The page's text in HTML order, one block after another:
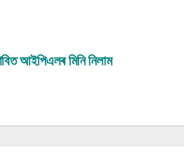
আইপিএলৰ মিনি নিলাম